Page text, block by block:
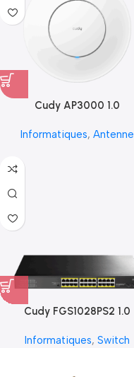
Cudy AP3000 1.0
Informatiques, Antenne
Cudy FGS1028PS2 1.0
Informatiques, Switch